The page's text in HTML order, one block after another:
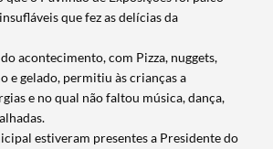
que fez as delícias da
acontecimento, com Pizza, nuggets,
e gelado, permitiu às crianças a
e no qual não faltou música, dança,
estiveram presentes a Presidente do